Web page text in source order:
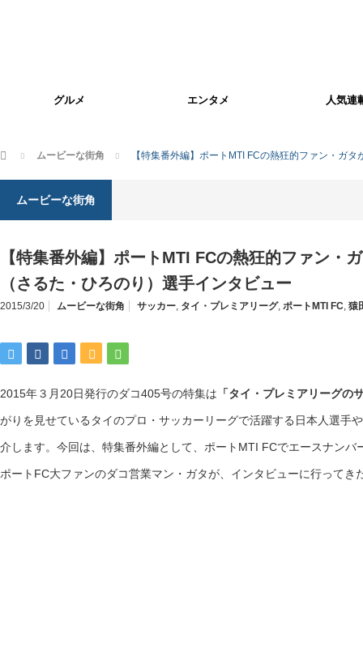
グルメ エンタメ 人気連
ホーム ムービーな街角 【特集番外編】ポートMTI FCの熱狂的ファン・ガ
ムービーな街角
【特集番外編】ポートMTI FCの熱狂的ファン・
（さるた・ひろのり）選手インタビュー
2015/3/20 ムービーな街角 サッカー, タイ・プレミアリーグ, ポートMTI FC, 猿
2015年３月20日発行のダコ405号の特集は 「タイ・プレミアリーグの
がりを見せているタイのプロ・サッカーリーグで活躍する日本人選手
介します。今回は、特集番外編として、ポートMTI FCでエースナンバ
ポートFC大ファンのダコ営業マン・ガタが、インタビューに行ってき